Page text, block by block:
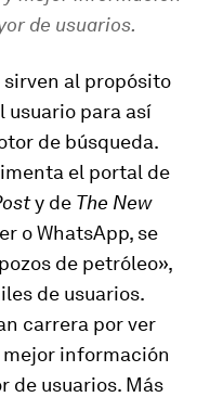
de usuarios.
sirven al propósito
usuario para así
de búsqueda.
el portal de
y de The New
o WhatsApp, se
de petróleo»,
de usuarios.
carrera por ver
información
de usuarios. Más